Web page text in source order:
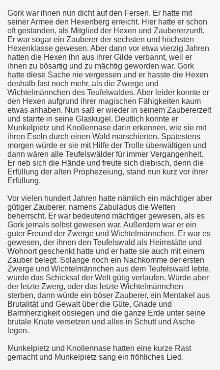
Gork war ihnen nun dicht auf den Fersen. Er hatte mit
seiner Armee den Hexenberg erreicht. Hier hatte er schon
oft gestanden, als Mitglied der Hexen und Zaubererzunft.
Er war sogar ein Zauberer der sechsten und höchsten
Hexenklasse gewesen. Aber dann vor etwa vierzig Jahren
hatten die Hexen ihn aus ihrer Gilde verbannt, weil er
ihnen zu bösartig und zu mächtig geworden war. Gork
hatte diese Sache nie vergessen und er hasste die Hexen
deshalb fast noch mehr, als die Zwerge und
Wichtelmännchen des Teufelwaldes. Aber leider konnte er
den Hexen aufgrund ihrer magischen Fähigkeiten kaum
etwas anhaben. Nun saß er wieder in seinem Zaubererzelt
und starrte in seine Glaskugel. Deutlich konnte er
Munkelpietz und Knollennase darin erkennen, wie sie mit
ihren Eseln durch einen Wald marschierten. Spätestens
morgen würde er sie mit Hilfe der Trolle überwältigen und
dann wären alle Teufelswälder für immer Vergangenheit.
Er rieb sich die Hände und freute sich diebisch, denn die
Erfüllung der alten Prophezeiung, stand nun kurz vor ihrer
Erfüllung.
Vor vielen hundert Jahren hatte nämlich ein mächtiger aber
gütiger Zauberer, namens Zabuladus die Welten
beherrscht. Er war bedeutend mächtiger gewesen, als es
Gork jemals selbst gewesen war. Außerdem war er ein
guter Freund der Zwerge und Wichtelmännchen. Er war es
gewesen, der ihnen den Teufelswald als Heimstätte und
Wohnort geschenkt hatte und er hatte sie auch mit einem
Zauber belegt. Solange noch ein Nachkomme der ersten
Zwerge und Wichtelmännchen aus dem Teufelswald lebte,
würde das Schicksal der Welt gütig verlaufen. Würde aber
der letzte Zwerg, oder das letzte Wichtelmännchen
sterben, dann würde ein böser Zauberer, ein Mentakel aus
Brutalität und Gewalt über die Güte, Gnade und
Barmherzigkeit obsiegen und die ganze Erde unter seine
brutale Knute versetzen und alles in Schutt und Asche
legen.
Munkelpietz und Knollennase hatten eine kurze Rast
gemacht und Munkelpietz sang ein fröhliches Lied.